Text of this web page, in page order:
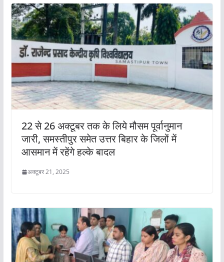
22 से 26 अक्टूबर तक के लिये मौसम पूर्वानुमान
जारी, समस्तीपुर समेत उत्तर बिहार के जिलों में
आसमान में रहेंगे हल्के बादल
अक्टूबर 21, 2025